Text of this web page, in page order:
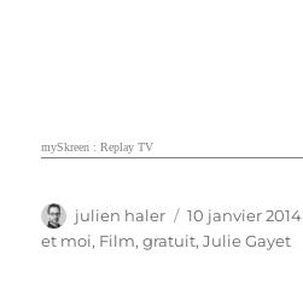
mySkreen : Replay TV
Auteur
julien haler
Publié
le
10 janvier 2014
et moi, Film,gratuit,Julie Gayet